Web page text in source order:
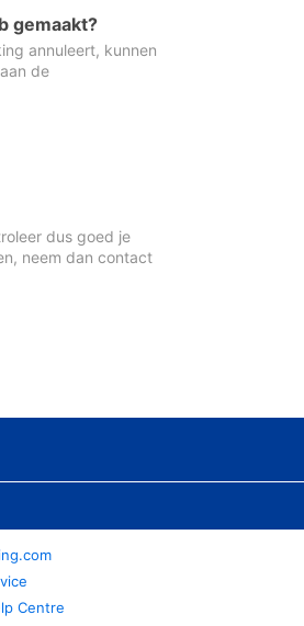
gemaakt?
annuleert, kunnen
de
dus goed je
neem dan contact
Centre